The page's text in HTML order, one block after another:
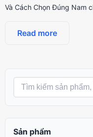
Và Cách Chọn Đúng Nam
Read more
Sản phẩm